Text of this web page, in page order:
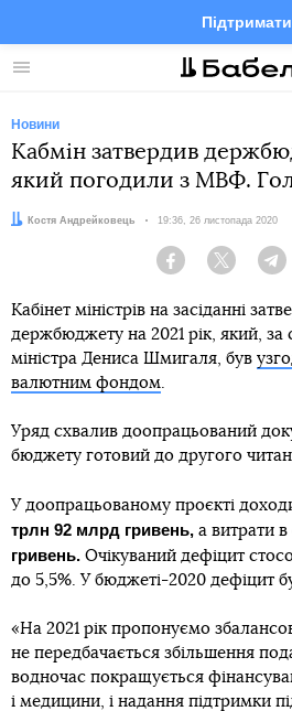
Меню
Підтримати
Facebook
Новини
Кабмін затвердив
який погодили з МВФ.
Автор:Костя Андрейковець Дата:
19:36, 26 листопада 2020
Facebook Twitter
Кабінет міністрів на засіданні
держбюджету на 2021 рік, який,
міністра Дениса Шмигаля, був
валютним фондом.
Уряд схвалив доопрацьований
бюджету готовий до другого
У доопрацьованому проєкті
трлн 92 млрд гривень, а витрати в
гривень. Очікуваний дефіцит
до 5,5%. У бюджеті-2020 дефіцит
«На 2021 рік пропонуємо
не передбачається збільшення
водночас покращується
і медицини, і надання підтримки